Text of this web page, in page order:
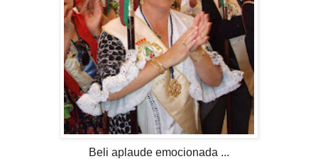
Beli aplaude emocionada ...